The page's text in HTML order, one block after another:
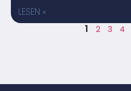
LESEN »
1 2 3 4